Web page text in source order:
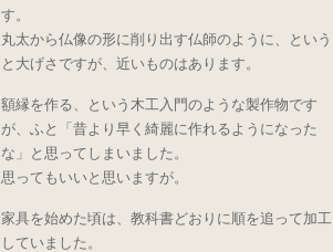
す。
丸太から仏像の形に削り出す仏師のように、という
と大げさですが、近いものはあります。
額縁を作る、という木工入門のような製作物です
が、ふと「昔より早く綺麗に作れるようになった
な」と思ってしまいました。
思ってもいいと思いますが。
家具を始めた頃は、教科書どおりに順を追って加工
していました。